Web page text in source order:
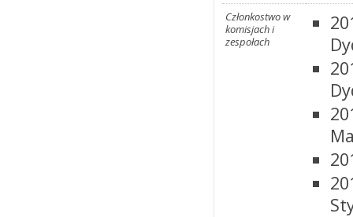
Członkostwo w
komisjach i
zespołach